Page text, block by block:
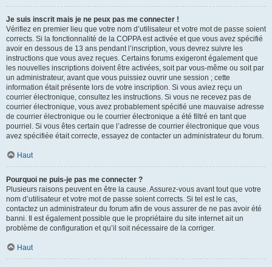
Je suis inscrit mais je ne peux pas me connecter !
Vérifiez en premier lieu que votre nom d’utilisateur et votre mot de passe soient
corrects. Si la fonctionnalité de la COPPA est activée et que vous avez spécifié
avoir en dessous de 13 ans pendant l’inscription, vous devrez suivre les
instructions que vous avez reçues. Certains forums exigeront également que
les nouvelles inscriptions doivent être activées, soit par vous-même ou soit par
un administrateur, avant que vous puissiez ouvrir une session ; cette
information était présente lors de votre inscription. Si vous aviez reçu un
courrier électronique, consultez les instructions. Si vous ne recevez pas de
courrier électronique, vous avez probablement spécifié une mauvaise adresse
de courrier électronique ou le courrier électronique a été filtré en tant que
pourriel. Si vous êtes certain que l’adresse de courrier électronique que vous
avez spécifiée était correcte, essayez de contacter un administrateur du forum.
Haut
Pourquoi ne puis-je pas me connecter ?
Plusieurs raisons peuvent en être la cause. Assurez-vous avant tout que votre
nom d’utilisateur et votre mot de passe soient corrects. Si tel est le cas,
contactez un administrateur du forum afin de vous assurer de ne pas avoir été
banni. Il est également possible que le propriétaire du site internet ait un
problème de configuration et qu’il soit nécessaire de la corriger.
Haut